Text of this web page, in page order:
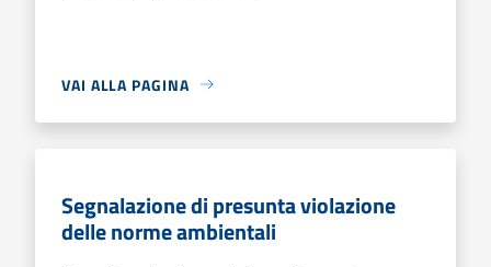
VAI ALLA PAGINA
Segnalazione di presunta violazione
delle norme ambientali